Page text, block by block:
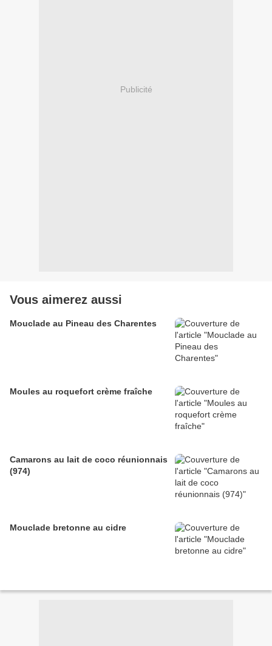
Publicité
Vous aimerez aussi
Mouclade au Pineau des Charentes
Moules au roquefort crème fraîche
Camarons au lait de coco réunionnais
(974)
Mouclade bretonne au cidre